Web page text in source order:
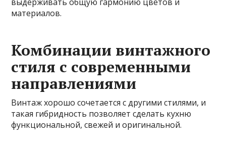
материалов.
Комбинации винтажного
стиля с современными
направлениями
Винтаж хорошо сочетается с другими стилями, и
такая гибридность позволяет сделать кухню
функциональной, свежей и оригинальной.